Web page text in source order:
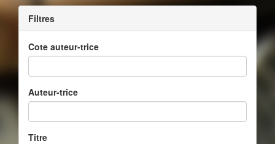
Filtres
Cote auteur-trice
Auteur-trice
Titre